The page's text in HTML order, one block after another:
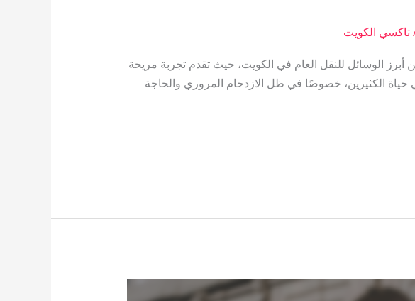
تاكسي الكويت
الوسائل للنقل العام في الكويت، حيث تقدم تجربة مريحة
الكثيرين، خصوصًا في ظل الازدحام المروري والحاجة